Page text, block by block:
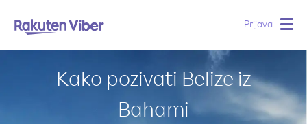
Prijava
Kako pozivati Belize iz
Bahami